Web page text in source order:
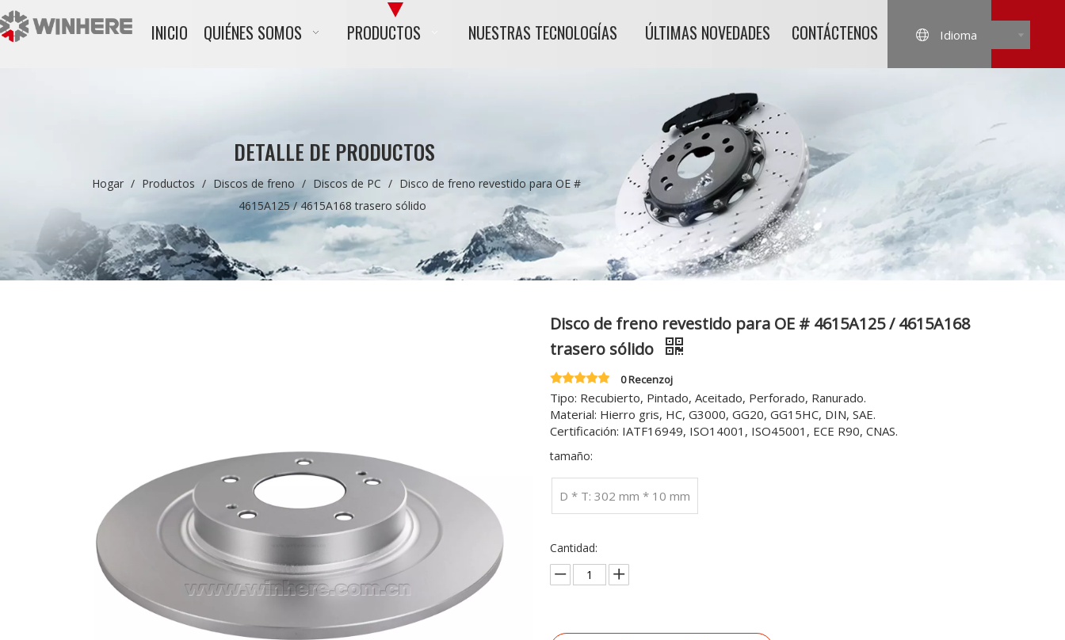
INICIO QUIÉNES SOMOS PRODUCTOS NUESTRAS TECNOLOGÍAS ÚLTIMAS NOVEDADES CONTÁCTENOS Idioma
DETALLE DE PRODUCTOS
Hogar / Productos / Discos de freno / Discos de PC / Disco de freno revestido para OE #
4615A125 / 4615A168 trasero sólido
Disco de freno revestido para OE # 4615A125 / 4615A168
trasero sólido
0 Recenzoj
Tipo: Recubierto, Pintado, Aceitado, Perforado, Ranurado.
Material: Hierro gris, HC, G3000, GG20, GG15HC, DIN, SAE.
Certificación: IATF16949, ISO14001, ISO45001, ECE R90, CNAS.
tamaño:
D * T: 302 mm * 10 mm
Cantidad: